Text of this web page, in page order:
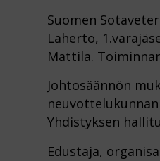
Suomen
Laherto,
Mattila.
Johtosäännön
Yhdistyksen
Edustaja,